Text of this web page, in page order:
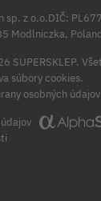
sp. z o.o.DIČ:
Modlniczka,
SUPERSKLEP.
súbory cookies.
osobných údajov